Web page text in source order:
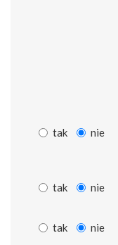
tak nie
tak nie
tak nie